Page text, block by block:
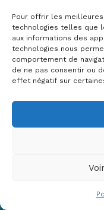
Pour offrir les
technologies telles que
aux informations des
technologies nous
comportement de
de ne pas consentir ou
effet négatif sur
✉ contact@crige-